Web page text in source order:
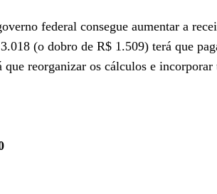
federal consegue aumentar a
(o dobro de R$ 1.509) terá que
reorganizar os cálculos e incorporar